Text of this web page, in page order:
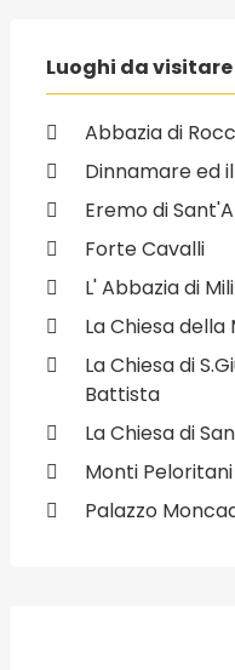
Luoghi da
Abbazia di
Dinnamare ed
Eremo di
Forte Cavalli
L' Abbazia di Mili
La Chiesa
La Chiesa di
Battista
La Chiesa di
Monti Peloritani
Palazzo